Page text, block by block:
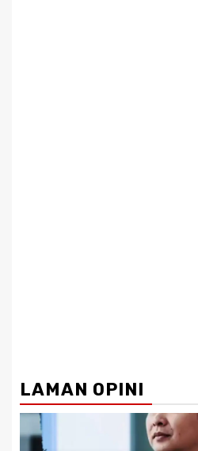
LAMAN OPINI